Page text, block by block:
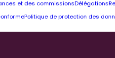
et des commissions Délégations
Politique de protection des